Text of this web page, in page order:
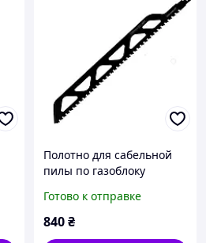
Полотно для сабельной
пилы по газоблоку
Готово к отправке
840₴